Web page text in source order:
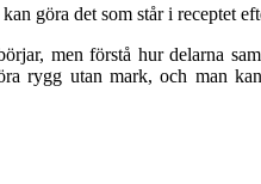
göra det som står i receptet
men förstå hur delarna
rygg utan mark, och man